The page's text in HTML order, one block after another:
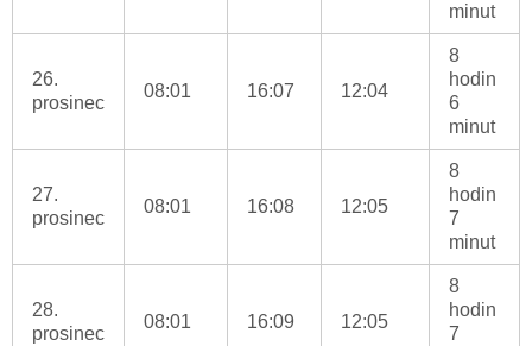
minut
26.
prosinec
08:01 16:07 12:04
8
hodin
6
minut
27.
prosinec
08:01 16:08 12:05
8
hodin
7
minut
28.
prosinec
08:01 16:09 12:05
8
hodin
7